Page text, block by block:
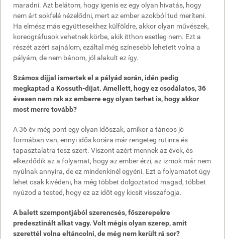
maradni. Azt belátom, hogy igenis ez egy olyan hivatás, hogy
nem árt sokfelé nézelődni, mert az ember azokból tud meríteni.
Ha elmész más együttesekhez külföldre, akkor olyan művészek,
koreográfusok vehetnek körbe, akik itthon esetleg nem. Ezt a
részét azért sajnálom, ezáltal még színesebb lehetett volna a
pályám, de nem bánom, jól alakult ez így.
Számos díjjal ismertek el a pályád során, idén pedig
megkaptad a Kossuth-díjat. Amellett, hogy ez csodálatos, 36
évesen nem rak az emberre egy olyan terhet is, hogy akkor
most merre tovább?
A 36 év még pont egy olyan időszak, amikor a táncos jó
formában van, ennyi idős korára már rengeteg rutinra és
tapasztalatra tesz szert. Viszont azért mennek az évek, és
elkezdődik az a folyamat, hogy az ember érzi, az izmok már nem
nyúlnak annyira, de ez mindenkinél egyéni. Ezt a folyamatot úgy
lehet csak kivédeni, ha még többet dolgoztatod magad, többet
nyúzod a tested, hogy ez az időt egy kicsit visszafogja.
A balett szempontjából szerencsés, főszerepekre
predesztinált alkat vagy. Volt mégis olyan szerep, amit
szerettél volna eltáncolni, de még nem került rá sor?